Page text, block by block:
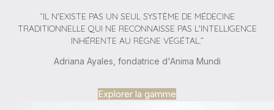
“IL N'EXISTE PAS UN SEUL SYSTÈME DE MÉDECINE
TRADITIONNELLE QUI NE RECONNAISSE PAS L'INTELLIGENCE
INHÉRENTE AU RÈGNE VÉGÉTAL.”
Adriana Ayales, fondatrice d'Anima Mundi
Explorer la gamme